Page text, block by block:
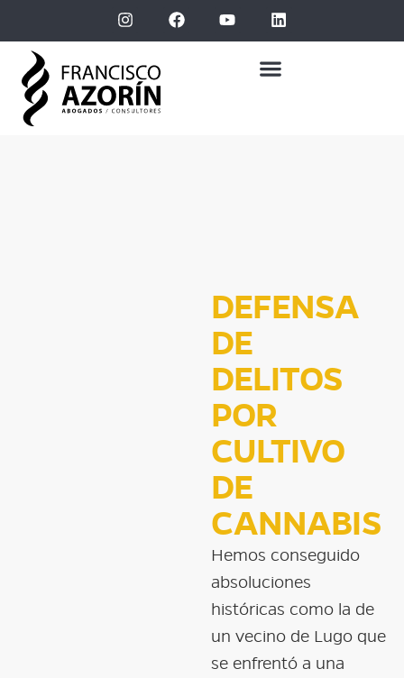
DEFENSA
DE
DELITOS
POR
CULTIVO
DE
CANNABIS
Hemos conseguido
absoluciones
históricas como la de
un vecino de Lugo que
se enfrentó a una